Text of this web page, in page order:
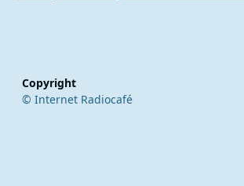
Copyright
© Internet Radiocafé